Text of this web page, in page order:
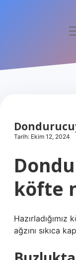
Tarih: Ekim 12, 2024
köfte
ağzını sıkıca